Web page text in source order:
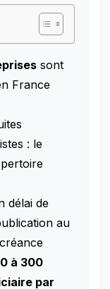
sont
France
: le
délai de
au
à 300
par